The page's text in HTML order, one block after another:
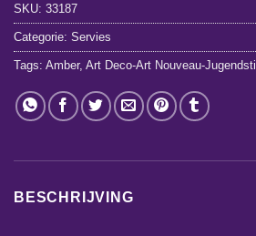
SKU: 33187
Categorie: Servies
Tags: Amber, Art Deco-Art Nouveau-Jugendstil
BESCHRIJVING